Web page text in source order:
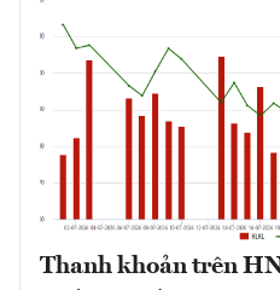
Thanh khoản trên